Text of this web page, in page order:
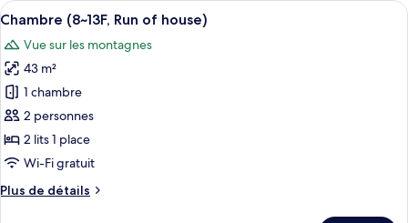
house)
de
Chambre
(5~8F,
Run
of
house)
Afficher
toutes
les
photos
pour
ce
type
de
chambre :
Chambre
Literie hypoallergénique, couette en
3
Chambre (8~13F, Run of house)
Vue sur les montagnes
43 m²
1 chambre
2 personnes
2 lits 1 place
Wi-Fi gratuit
Plus de détails
Plus